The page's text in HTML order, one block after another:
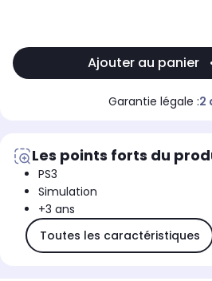
Ajouter au panier
Garantie légale :2
Les points forts du
PS3
Simulation
+3 ans
Toutes les caractéristiques